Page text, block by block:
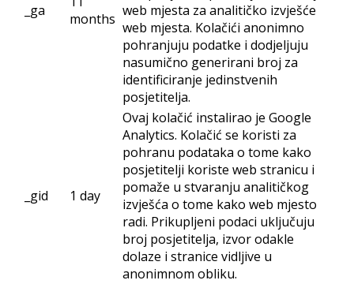
_ga
months web mjesta za analitičko izvješće
web mjesta. Kolačići anonimno
pohranjuju podatke i dodjeljuju
nasumično generirani broj za
identificiranje jedinstvenih
posjetitelja.
_gid 1 day
Ovaj kolačić instalirao je Google
Analytics. Kolačić se koristi za
pohranu podataka o tome kako
posjetitelji koriste web stranicu i
pomaže u stvaranju analitičkog
izvješća o tome kako web mjesto
radi. Prikupljeni podaci uključuju
broj posjetitelja, izvor odakle
dolaze i stranice vidljive u
anonimnom obliku.